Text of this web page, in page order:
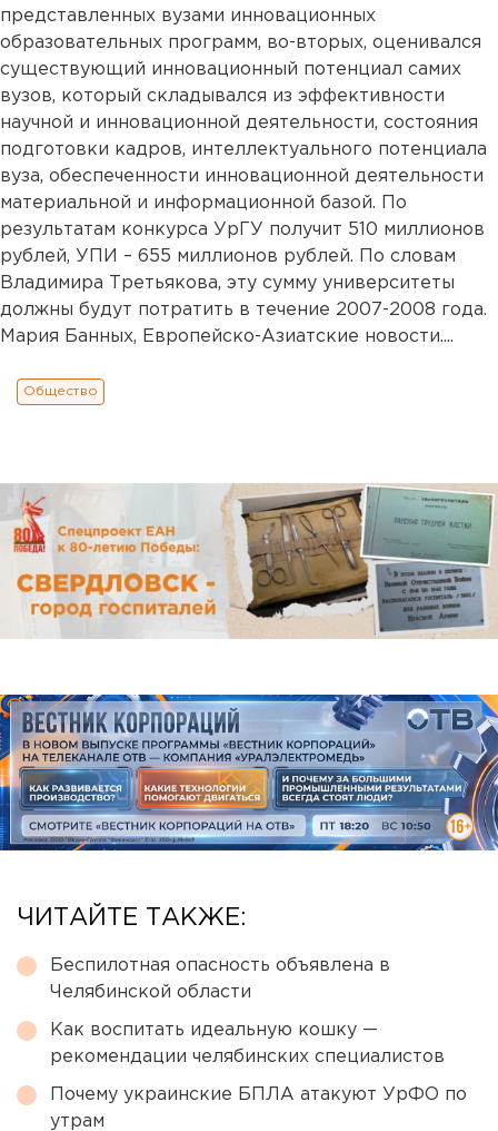
представленных вузами инновационных
образовательных программ, во-вторых, оценивался
существующий инновационный потенциал самих
вузов, который складывался из эффективности
научной и инновационной деятельности, состояния
подготовки кадров, интеллектуального потенциала
вуза, обеспеченности инновационной деятельности
материальной и информационной базой. По
результатам конкурса УрГУ получит 510 миллионов
рублей, УПИ – 655 миллионов рублей. По словам
Владимира Третьякова, эту сумму университеты
должны будут потратить в течение 2007-2008 года.
Мария Банных, Европейско-Азиатские новости....
Общество
ЧИТАЙТЕ ТАКЖЕ:
Беспилотная опасность объявлена в
Челябинской области
Как воспитать идеальную кошку —
рекомендации челябинских специалистов
Почему украинские БПЛА атакуют УрФО по
утрам